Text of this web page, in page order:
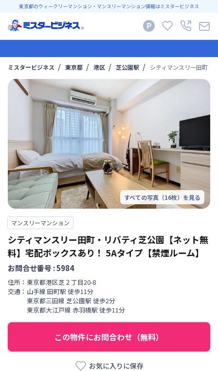
東京都のウィークリーマンション・マンスリーマンション情報はミスタービジネス
ミスタービジネス 東京都 港区 芝公園駅 シティマンスリー田町・
すべての写真（16枚）を見る
マンスリーマンション
シティマンスリー田町・リバティ芝公園【ネット無
料】宅配ボックスあり！ 5Aタイプ【禁煙ルーム】
お問合せ番号 :5984
住所： 東京都港区芝 ２丁目20-8
交通： 山手線 田町駅 徒歩11分
東京都三田線 芝公園駅 徒歩2分
東京都大江戸線 赤羽橋駅 徒歩11分
この物件にお問合わせ（無料）
お気に入りに保存